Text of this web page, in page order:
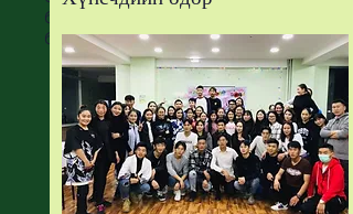
боломжийг нээх зорилготой
билээ."